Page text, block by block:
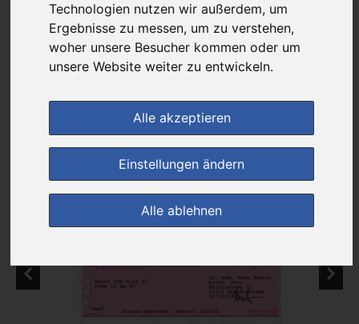
Technologien nutzen wir außerdem, um
Ergebnisse zu messen, um zu verstehen,
woher unsere Besucher kommen oder um
unsere Website weiter zu entwickeln.
Alle akzeptieren
Einstellungen ändern
Alle ablehnen
im Shop bestellen
zur Einkaufsliste